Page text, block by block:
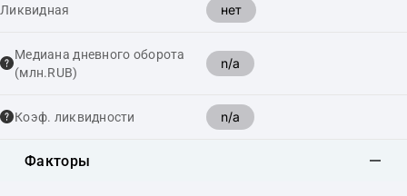
Ликвидная нет
Медиана дневного оборота
(млн.RUB)
n/a
Коэф. ликвидности n/a
Факторы